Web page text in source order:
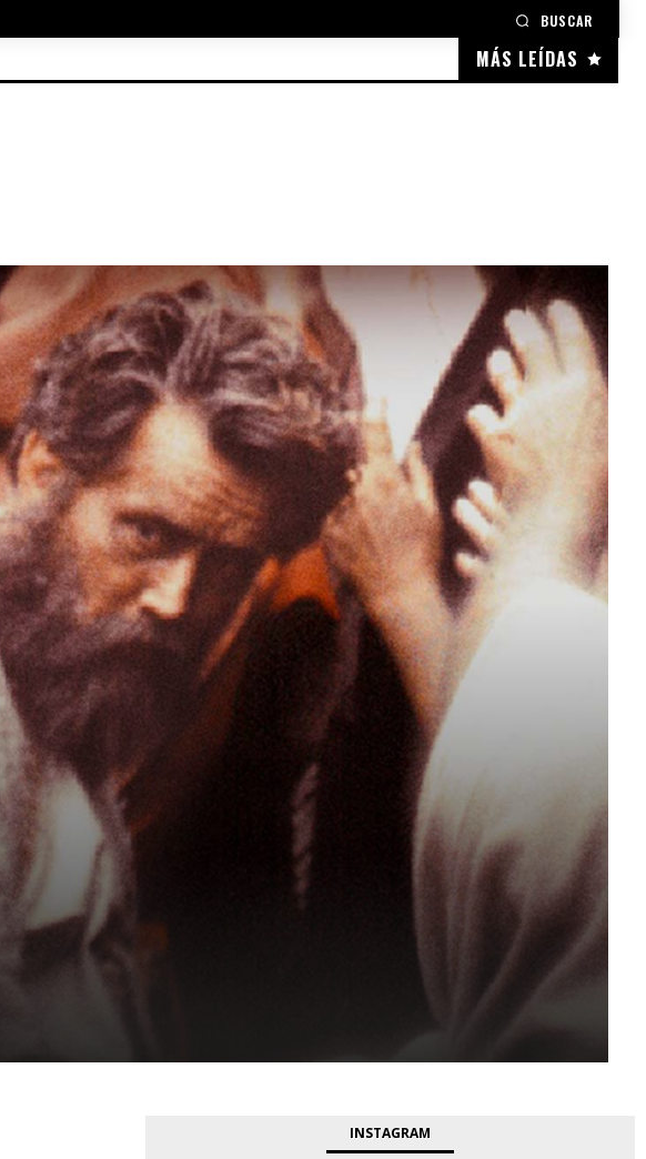
BUSCAR
MÁS LEÍDAS
INSTAGRAM